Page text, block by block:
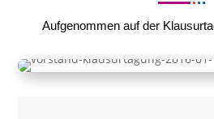
Aufgenommen auf der